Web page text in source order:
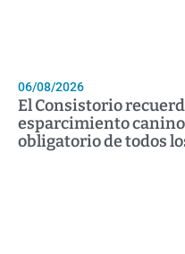
06/08/2026
El Consistorio
esparcimiento
obligatorio de todos